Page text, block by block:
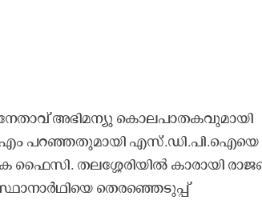
അഭിമന്യു കൊലപാതകവുമായി
പറഞ്ഞതുമായി എസ്.ഡി.പി.ഐയെ
ഫൈസി. തലശ്ശേരിയിൽ കാരായി
തെരഞ്ഞെടുപ്പ്